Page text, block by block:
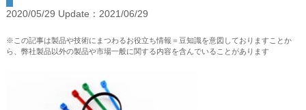
2020/05/29 Update：2021/06/29
※この記事は製品や技術にまつわるお役立ち情報＝豆知識を意図しておりますことか
ら、弊社製品以外の製品や市場一般に関する内容を含んでいることがあります